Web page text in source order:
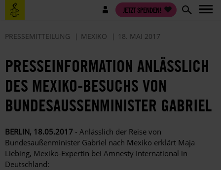
Direkt
zum
Benutzermenü JETZT SPENDEN!
PRESSEMITTEILUNG MEXIKO 18. MAI 2017
PRESSEINFORMATION ANLÄSSLICH
DES MEXIKO-BESUCHS VON
BUNDESAUSSENMINISTER GABRIEL
BERLIN, 18.05.2017 - Anlässlich der Reise von
Bundesaußenminister Gabriel nach Mexiko erklärt Maja
Liebing, Mexiko-Expertin bei Amnesty International in
Deutschland: